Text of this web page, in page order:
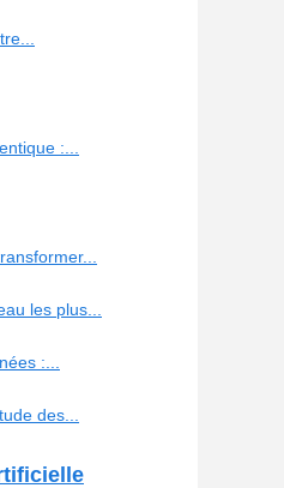
:...
les plus...
:...
des...